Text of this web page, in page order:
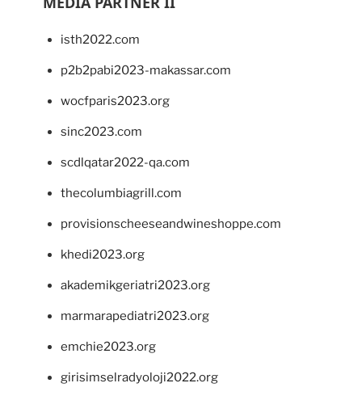
isth2022.com
p2b2pabi2023-makassar.com
wocfparis2023.org
sinc2023.com
scdlqatar2022-qa.com
thecolumbiagrill.com
provisionscheeseandwineshoppe.com
khedi2023.org
akademikgeriatri2023.org
marmarapediatri2023.org
emchie2023.org
girisimselradyoloji2022.org